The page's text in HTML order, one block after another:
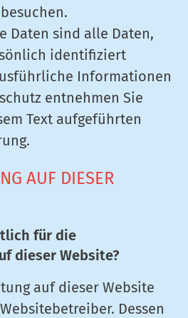
Daten sind alle Daten,
identifiziert
Informationen
entnehmen Sie
Text aufgeführten
AUF DIESER
für die
dieser Website?
auf dieser Website
Dessen